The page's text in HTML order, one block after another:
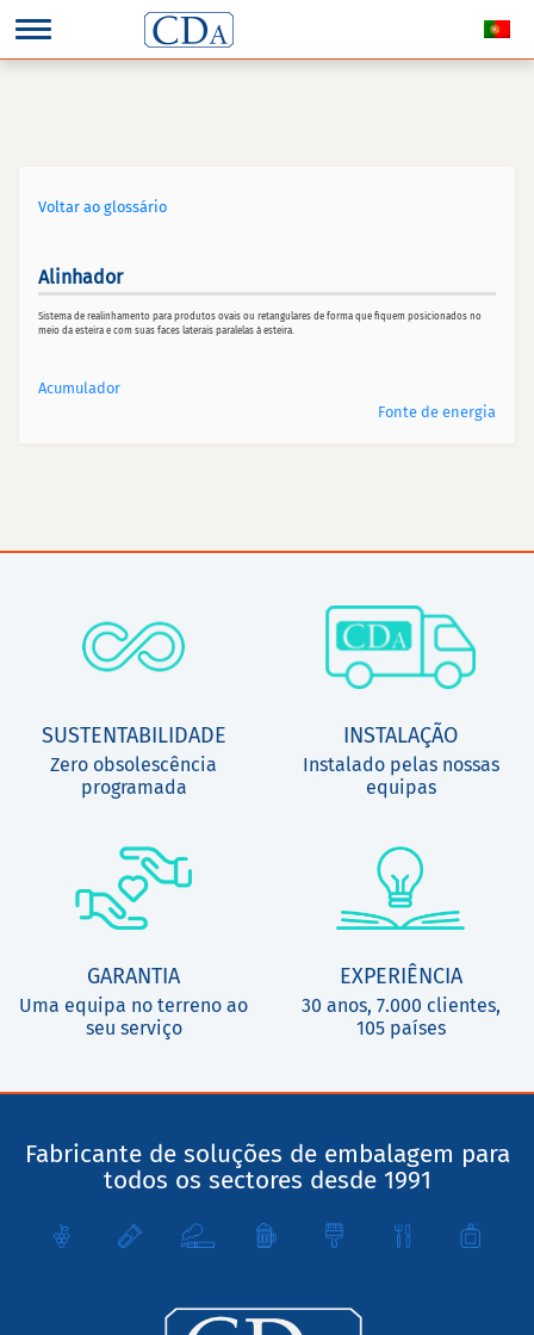
Voltar ao glossário
Alinhador
Sistema de realinhamento para produtos ovais ou retangulares de forma que fiquem posicionados no
meio da esteira e com suas faces laterais paralelas à esteira.
Acumulador
Fonte de energia
SUSTENTABILIDADE
Zero obsolescência
programada
INSTALAÇÃO
Instalado pelas nossas
equipas
GARANTIA
Uma equipa no terreno ao
seu serviço
EXPERIÊNCIA
30 anos, 7.000 clientes,
105 países
Fabricante de soluções de embalagem para
todos os sectores desde 1991